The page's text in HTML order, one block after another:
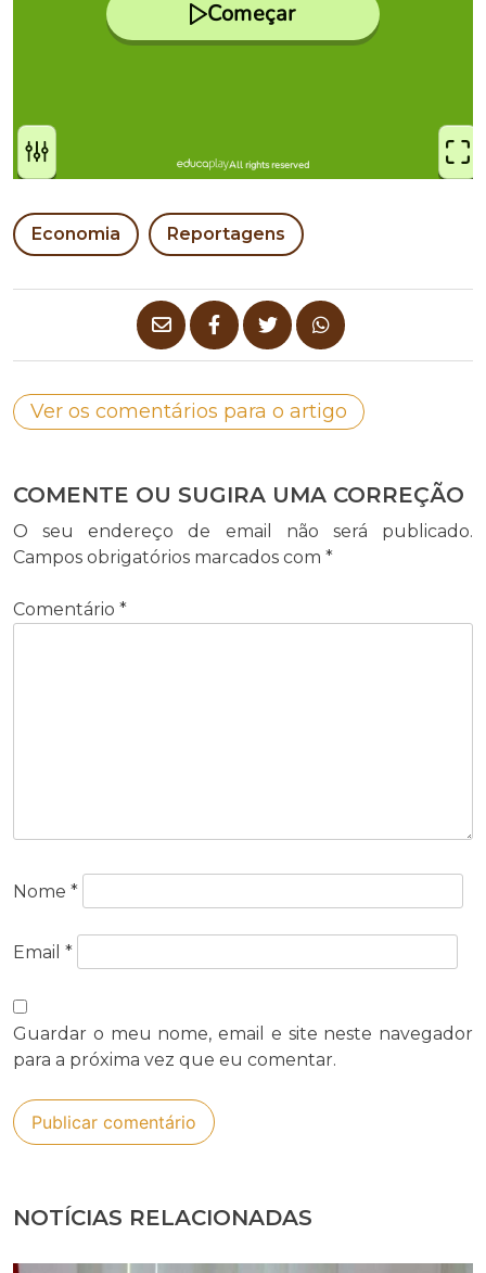
Economia Reportagens
Ver os comentários para o artigo
COMENTE OU SUGIRA UMA CORREÇÃO
O seu endereço de email não será publicado.
Campos obrigatórios marcados com *
Comentário *
Nome *
Email *
Guardar o meu nome, email e site neste navegador
para a próxima vez que eu comentar.
NOTÍCIAS RELACIONADAS